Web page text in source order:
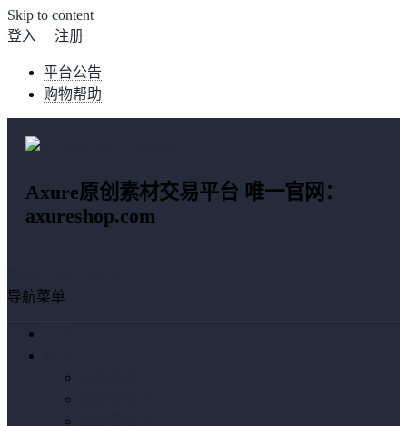
Skip to content
登入
注册
平台公告
购物帮助
Axure原创素材交易平台 唯一官网：
axureshop.com
导航菜单